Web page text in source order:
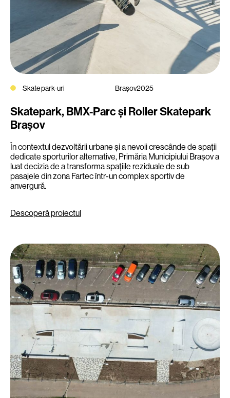
Skate park-uri Brașov2025
Skatepark, BMX-Parc și Roller Skatepark
Brașov
În contextul dezvoltării urbane și a nevoii crescânde de spații
dedicate sporturilor alternative, Primăria Municipiului Brașov a
luat decizia de a transforma spațiile reziduale de sub
pasajele din zona Fartecîntr-uncomplexsportiv de
anvergură.
Descoperă proiectul